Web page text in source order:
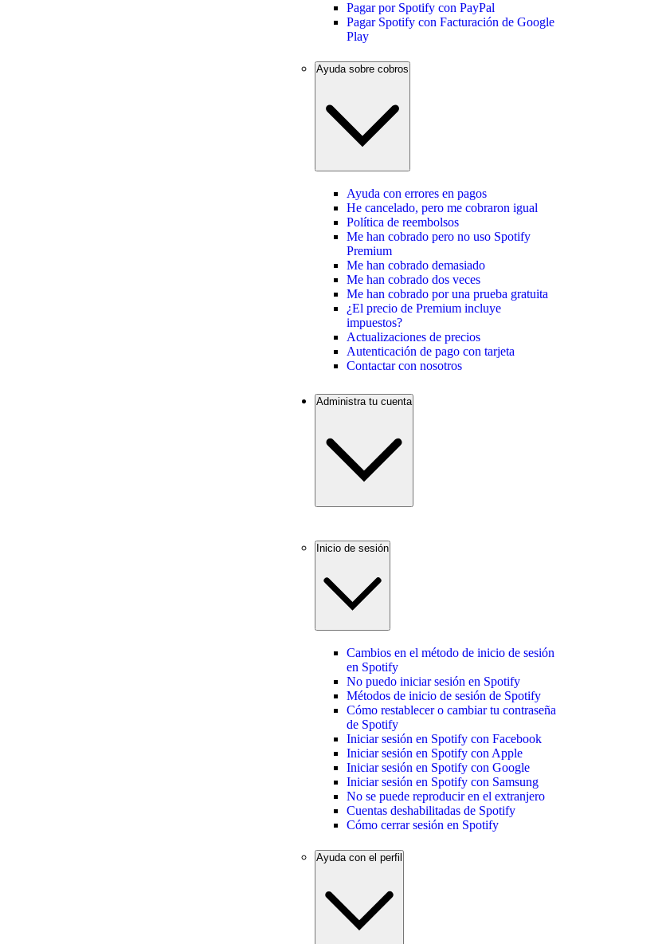
Pagar por Spotify con PayPal
Pagar Spotify con Facturación de Google
Play
Ayuda sobre cobros
Ayuda con errores en pagos
He cancelado, pero me cobraron igual
Política de reembolsos
Me han cobrado pero no uso Spotify
Premium
Me han cobrado demasiado
Me han cobrado dos veces
Me han cobrado por una prueba gratuita
¿El precio de Premium incluye
impuestos?
Actualizaciones de precios
Autenticación de pago con tarjeta
Contactar con nosotros
Administra tu cuenta
Inicio de sesión
Cambios en el método de inicio de sesión
en Spotify
No puedo iniciar sesión en Spotify
Métodos de inicio de sesión de Spotify
Cómo restablecer o cambiar tu contraseña
de Spotify
Iniciar sesión en Spotify con Facebook
Iniciar sesión en Spotify con Apple
Iniciar sesión en Spotify con Google
Iniciar sesión en Spotify con Samsung
No se puede reproducir en el extranjero
Cuentas deshabilitadas de Spotify
Cómo cerrar sesión en Spotify
Ayuda con el perfil